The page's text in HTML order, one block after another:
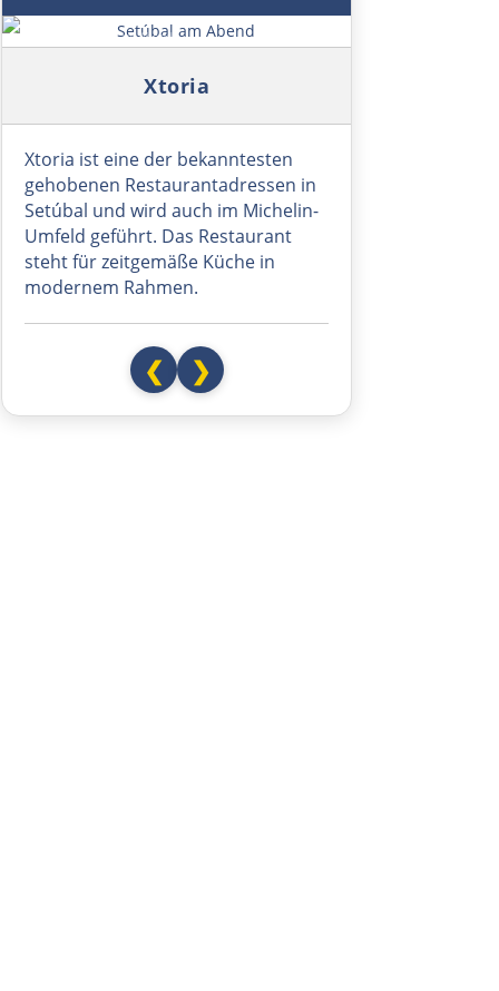
Mantes la Jolie
Château-Thierry
Reims
Châlons en Champagne
Symbolbild: Setúbal am Abend
Xtoria
Xtoria ist eine der bekanntesten
gehobenen Restaurantadressen in
Setúbal und wird auch im Michelin-
Umfeld geführt. Das Restaurant
steht für zeitgemäße Küche in
modernem Rahmen.
❮ ❯